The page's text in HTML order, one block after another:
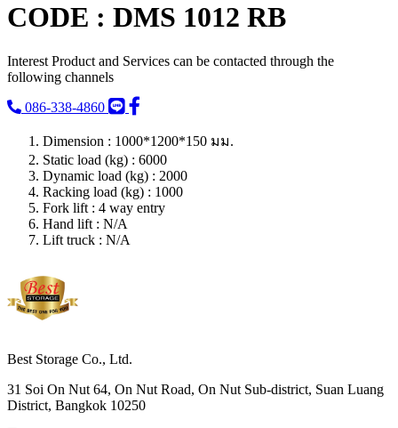
CODE : DMS 1012 RB
Interest Product and Services can be contacted through the
following channels
086-338-4860
Dimension : 1000*1200*150 มม.
Static load (kg) : 6000
Dynamic load (kg) : 2000
Racking load (kg) : 1000
Fork lift : 4 way entry
Hand lift : N/A
Lift truck : N/A
Best Storage Co., Ltd.
31 Soi On Nut 64, On Nut Road, On Nut Sub-district, Suan Luang
District, Bangkok 10250